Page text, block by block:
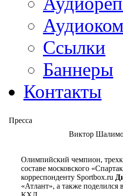
Ссылки
Баннеры
Контакты
Пресса
Виктор
Олимпийский чемпион,
составе московского
корреспонденту Sportbox.ru
«Атлант», а также поделился